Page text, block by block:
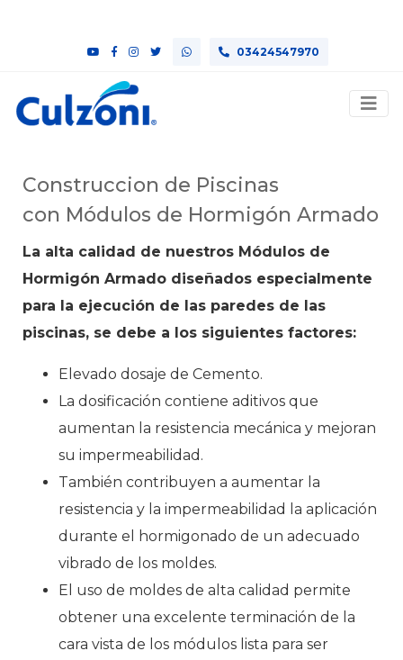
03424547970
Construccion de Piscinas
con Módulos de Hormigón Armado
La alta calidad de nuestros Módulos de
Hormigón Armado diseñados especialmente
para la ejecución de las paredes de las
piscinas, se debe a los siguientes factores:
Elevado dosaje de Cemento.
La dosificación contiene aditivos que
aumentan la resistencia mecánica y mejoran
su impermeabilidad.
También contribuyen a aumentar la
resistencia y la impermeabilidad la aplicación
durante el hormigonado de un adecuado
vibrado de los moldes.
El uso de moldes de alta calidad permite
obtener una excelente terminación de la
cara vista de los módulos lista para ser